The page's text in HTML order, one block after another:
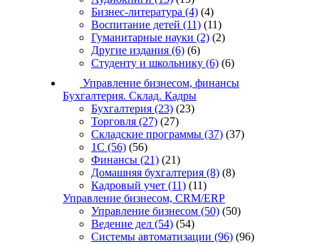
Бизнес-литература (4) (4)
Воспитание детей (11) (11)
Гуманитарные науки (2) (2)
Другие издания (6) (6)
Студенту и школьнику (6) (6)
Управление бизнесом, финансы
Бухгалтерия. Склад. Кадры
Бухгалтерия (23) (23)
Торговля (27) (27)
Складские программы (37) (37)
1С (56) (56)
Финансы (21) (21)
Домашняя бухгалтерия (8) (8)
Кадровый учет (11) (11)
Управление бизнесом, CRM/ERP
Управление бизнесом (50) (50)
Ведение дел (54) (54)
Системы автоматизации (96) (96)